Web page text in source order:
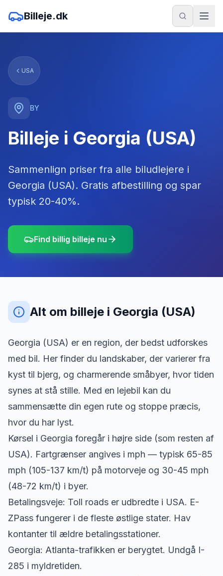
Billeje.dk
USA
BY
Billeje i Georgia (USA)
Sammenlign priser fra alle biludlejere i
Georgia (USA). Gratis afbestilling og spar
typisk 20-40%.
Find billig billeje nu
Alt om billeje i Georgia (USA)
Georgia (USA) er en region, der bedst udforskes
med bil. Her finder du landskaber, der varierer fra
kyst til bjerg, og charmerende småbyer, hvor tiden
synes at stå stille. Med en lejebil kan du
sammensætte din egen rute og stoppe præcis,
hvor du har lyst.
Kørsel i Georgia foregår i højre side (som resten af
USA). Fartgrænser angives i mph — typisk 65-85
mph (105-137 km/t) på motorveje og 30-45 mph
(48-72 km/t) i byer.
Betalingsveje: Toll roads er udbredte i USA. E-
ZPass fungerer i de fleste østlige stater. Hav
kontanter til ældre betalingsstationer.
Georgia: Atlanta-trafikken er berygtet. Undgå I-
285 i myldretiden.